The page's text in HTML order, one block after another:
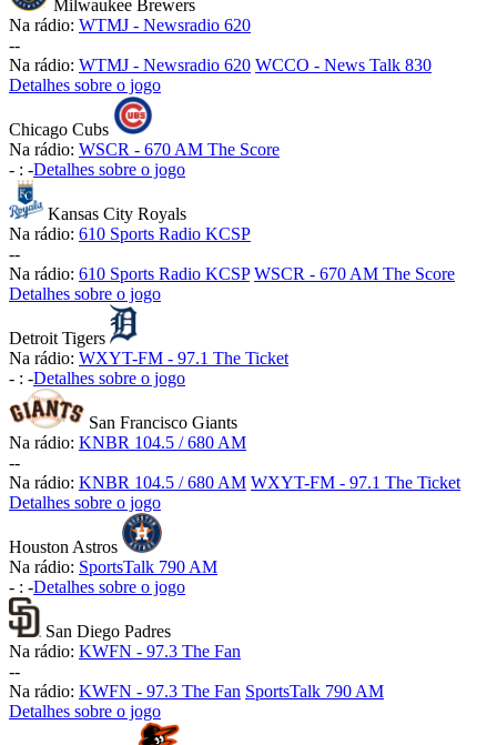
Milwaukee Brewers
Na rádio: WTMJ - Newsradio 620
--
Na rádio: WTMJ - Newsradio 620 WCCO - News Talk 830
Detalhes sobre o jogo
Chicago Cubs
Na rádio: WSCR - 670 AM The Score
- : -Detalhes sobre o jogo
Kansas City Royals
Na rádio: 610 Sports Radio KCSP
--
Na rádio: 610 Sports Radio KCSP WSCR - 670 AM The Score
Detalhes sobre o jogo
Detroit Tigers
Na rádio: WXYT-FM - 97.1 The Ticket
- : -Detalhes sobre o jogo
San Francisco Giants
Na rádio: KNBR 104.5 / 680 AM
--
Na rádio: KNBR 104.5 / 680 AM WXYT-FM - 97.1 The Ticket
Detalhes sobre o jogo
Houston Astros
Na rádio: SportsTalk 790 AM
- : -Detalhes sobre o jogo
San Diego Padres
Na rádio: KWFN - 97.3 The Fan
--
Na rádio: KWFN - 97.3 The Fan SportsTalk 790 AM
Detalhes sobre o jogo